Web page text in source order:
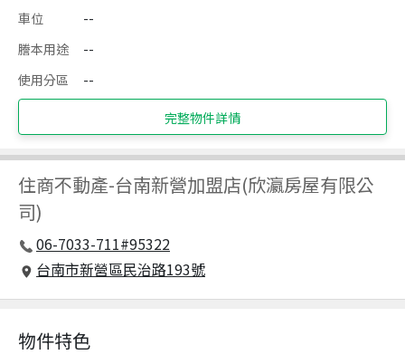
車位
--
謄本用途
--
使用分區
--
完整物件詳情
住商不動產-台南新營加盟店(欣瀛房屋有限公
司)
06-7033-711#95322
台南市新營區民治路193號
物件特色